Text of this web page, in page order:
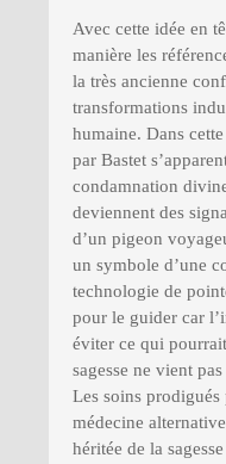
Avec cette idée en
manière les
la très ancienne
transformations
humaine. Dans
par Bastet
condamnation
deviennent des
d’un pigeon
un symbole d’une
technologie de
pour le guider car
éviter ce qui
sagesse ne vient
Les soins prodigués
médecine
héritée de la